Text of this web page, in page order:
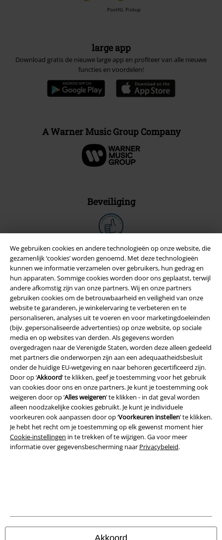
We gebruiken cookies en andere technologieën op onze website, die
gezamenlijk ‘cookies’ worden genoemd. Met deze technologieën
kunnen we informatie verzamelen over gebruikers, hun gedrag en
hun apparaten. Sommige cookies worden door ons geplaatst, terwijl
andere afkomstig zijn van onze partners. Wij en onze partners
gebruiken cookies om de betrouwbaarheid en veiligheid van onze
website te garanderen, je winkelervaring te verbeteren en te
personaliseren, analyses uit te voeren en voor marketingdoeleinden
(bijv. gepersonaliseerde advertenties) op onze website, op sociale
media en op websites van derden. Als gegevens worden
overgedragen naar de Verenigde Staten, worden deze alleen gedeeld
met partners die onderworpen zijn aan een adequaatheidsbesluit
onder de huidige EU-wetgeving en naar behoren gecertificeerd zijn.
Door op ‘Akkoord’ te klikken, geef je toestemming voor het gebruik
van cookies door ons en onze partners. Je kunt je toestemming ook
weigeren door op ‘Alles weigeren’ te klikken - in dat geval worden
alleen noodzakelijke cookies gebruikt. Je kunt je individuele
voorkeuren ook aanpassen door op ‘Voorkeuren instellen’ te klikken.
Je hebt het recht om je toestemming op elk gewenst moment hier
Cookie-instellingen in te trekken of te wijzigen. Ga voor meer
informatie over gegevensbescherming naar Privacybeleid.
Akkoord
PostNL Pickup
large app
Download gratis de nieuwe large app en profiteer van alle nieuwe
functies en voordelen!
A Warner Music Group Company
Beveiliging
Legal
Algemene Voorwaarden
Bedrijfsgegevens
Privacyverklaring
Verklaring van conformiteit
Informatie over toegankelijkheid
© 1986-2026 Large Popmerchandising BV